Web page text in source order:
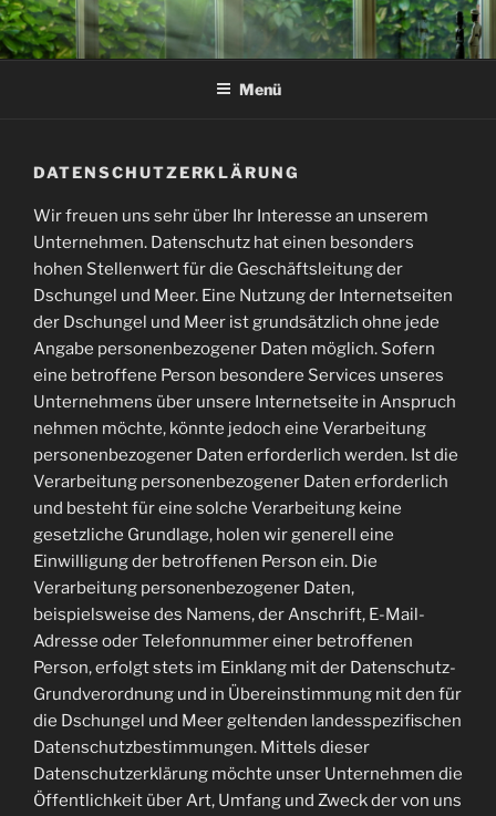
Zum
Inhalt
springen
Menü
DATENSCHUTZERKLÄRUNG
Wir freuen uns sehr über Ihr Interesse an unserem
Unternehmen. Datenschutz hat einen besonders
hohen Stellenwert für die Geschäftsleitung der
Dschungel und Meer. Eine Nutzung der Internetseiten
der Dschungel und Meer ist grundsätzlich ohne jede
Angabe personenbezogener Daten möglich. Sofern
eine betroffene Person besondere Services unseres
Unternehmens über unsere Internetseite in Anspruch
nehmen möchte, könnte jedoch eine Verarbeitung
personenbezogener Daten erforderlich werden. Ist die
Verarbeitung personenbezogener Daten erforderlich
und besteht für eine solche Verarbeitung keine
gesetzliche Grundlage, holen wir generell eine
Einwilligung der betroffenen Person ein. Die
Verarbeitung personenbezogener Daten,
beispielsweise des Namens, der Anschrift, E-Mail-
Adresse oder Telefonnummer einer betroffenen
Person, erfolgt stets im Einklang mit der Datenschutz-
Grundverordnung und in Übereinstimmung mit den für
die Dschungel und Meer geltenden landesspezifischen
Datenschutzbestimmungen. Mittels dieser
Datenschutzerklärung möchte unser Unternehmen die
Öffentlichkeit über Art, Umfang und Zweck der von uns